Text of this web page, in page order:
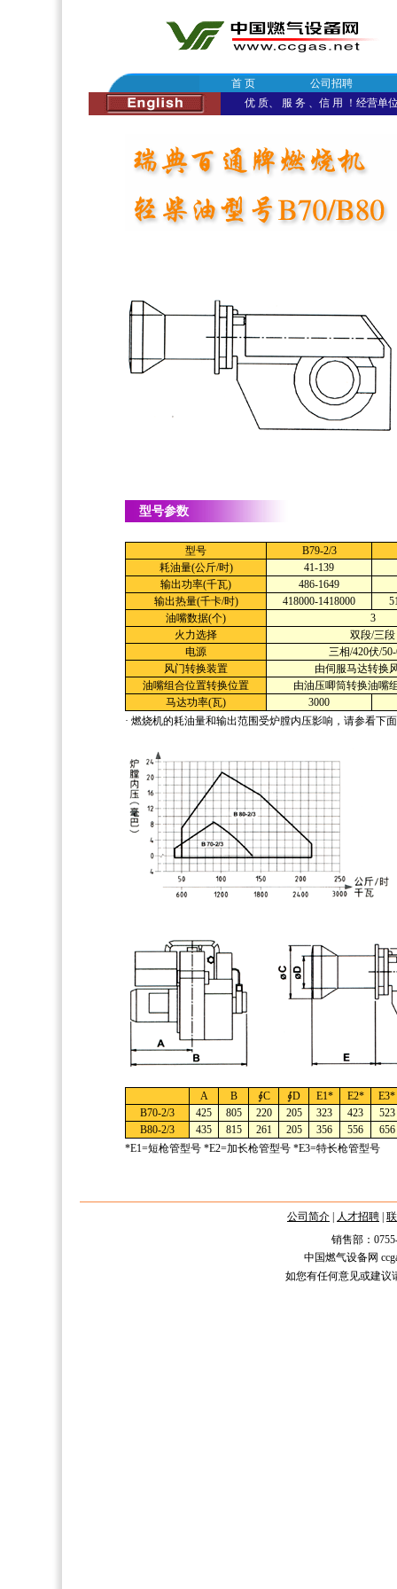
首 页
公司招聘
优 质、 服 务 、信 用 ！经营单
型号参数
型号
B79-2/3
耗油量(公斤/时)
41-139
输出功率(千瓦)
486-1649
输出热量(千卡/时)
418000-1418000
油嘴数据(个)
3
火力选择
双段/三段
电源
三相/420伏/
风门转换装置
由伺服马达转换
油嘴组合位置转换位置
由油压唧筒转换油嘴
马达功率(瓦)
3000
· 燃烧机的耗油量和输出范围受炉膛内压影响，请参看下
A B ∮C ∮D E1* E2*
E3*
B70-2/3
425 805 220 205 323 423
523
B80-2/3
435 815 261 205 356 556
656
*E1=短枪管型号 *E2=加长枪管型号 *E3=特长枪管型号
公司简介 人才招聘
销售部：
中国燃气设备网
如您有任何意见或建议